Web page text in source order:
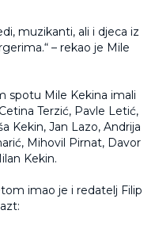
muzikanti, ali i djeca iz
– rekao je Mile
spotu Mile Kekina imali
Terzić, Pavle Letić,
Kekin, Jan Lazo, Andrija
Mihovil Pirnat, Davor
Kekin.
imao je i redatelj Filip